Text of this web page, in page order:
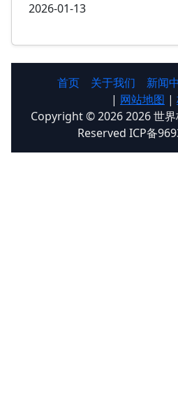
2026-01-13
首页 关于我们 新闻
| 网站地图 |
Copyright © 2026 2026 世界
Reserved ICP备